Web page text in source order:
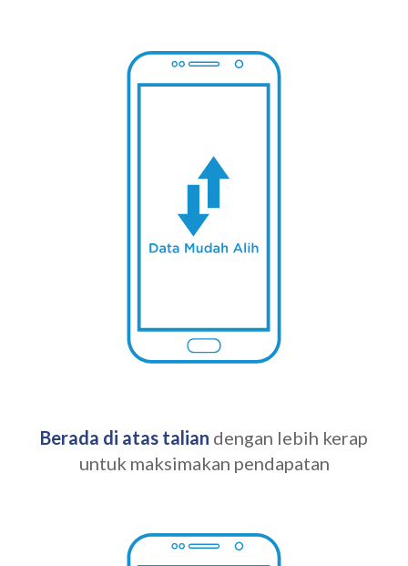
Berada di atas talian dengan lebih kerap
untuk maksimakan pendapatan